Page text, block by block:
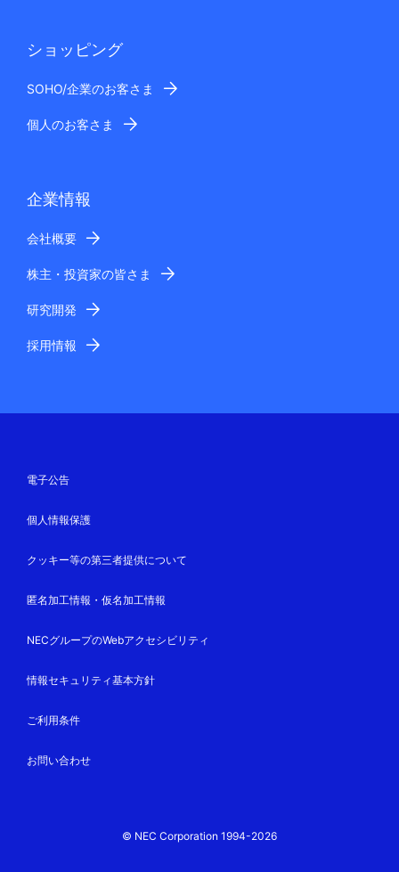
ショッピング
SOHO/企業のお客さま
個人のお客さま
企業情報
会社概要
株主・投資家の皆さま
研究開発
採用情報
電子公告
個人情報保護
クッキー等の第三者提供について
匿名加工情報・仮名加工情報
NECグループのWebアクセシビリティ
情報セキュリティ基本方針
ご利用条件
お問い合わせ
© NEC Corporation 1994-2026